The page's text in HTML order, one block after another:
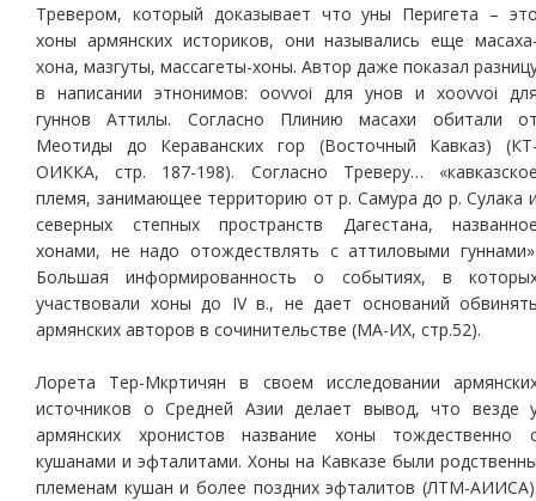
Тревером, который доказывает что уны Перигета –
хоны армянских историков, они назывались еще
хона, мазгуты, массагеты-хоны. Автор даже показал
в написании этнонимов: oovvoi для унов и xoovvoi
гуннов Аттилы. Согласно Плинию масахи обитали
Меотиды до Кераванских гор (Восточный Кавказ)
ОИККА, стр. 187-198). Согласно Треверу…
племя, занимающее территорию от р. Самура до р. Сулака
северных степных пространств Дагестана,
хонами, не надо отождествлять с аттиловыми
Большая информированность о событиях, в
участвовали хоны до IV в., не дает оснований
армянских авторов в сочинительстве (МА-ИХ, стр.52).
Лорета Тер-Мкртичян в своем исследовании
источников о Средней Азии делает вывод, что везде
армянских хронистов название хоны тождественно
кушанами и эфталитами. Хоны на Кавказе были
племенам кушан и более поздних эфталитов (ЛТМ-